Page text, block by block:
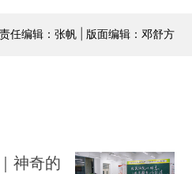
责任编辑：张帆 | 版面编辑：邓舒方
神奇的